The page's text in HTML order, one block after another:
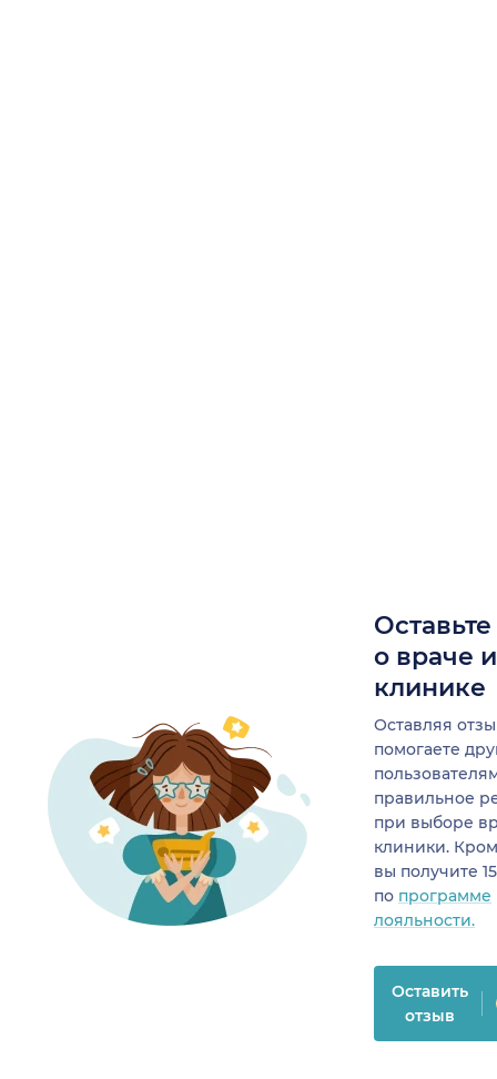
о враче
клинике
Оставляя
помогаете
правильное
при выборе
клиники.
вы получите
по программе
лояльности.
Оставить
отзыв